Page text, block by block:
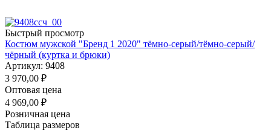
Быстрый просмотр
Костюм мужской "Бренд 1 2020" тёмно-серый/тёмно-серый/
чёрный (куртка и брюки)
Артикул: 9408
3 970,00 ₽
Оптовая цена
4 969,00 ₽
Розничная цена
Таблица размеров